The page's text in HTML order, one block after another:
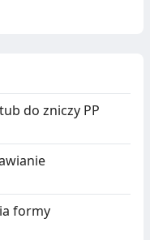
do zniczy PP
formy